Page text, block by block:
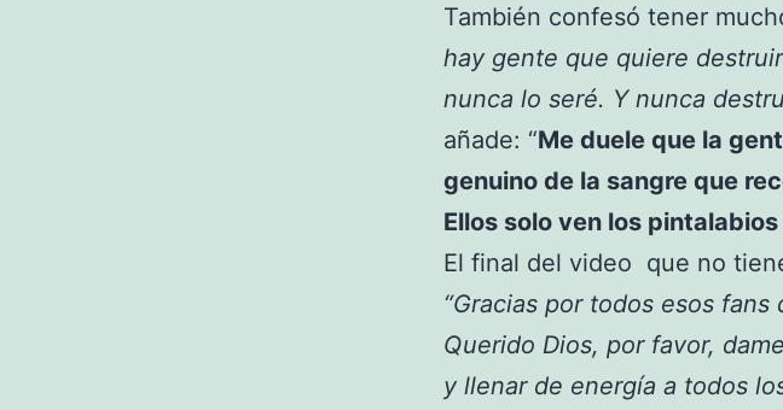
También confesó tener
hay gente que quiere
nunca lo seré. Y nunca
añade: “Me duele que la
genuino de la sangre que
Ellos solo ven los pintalabios
El final del video que no
“Gracias por todos esos
Querido Dios, por favor,
y llenar de energía a todos